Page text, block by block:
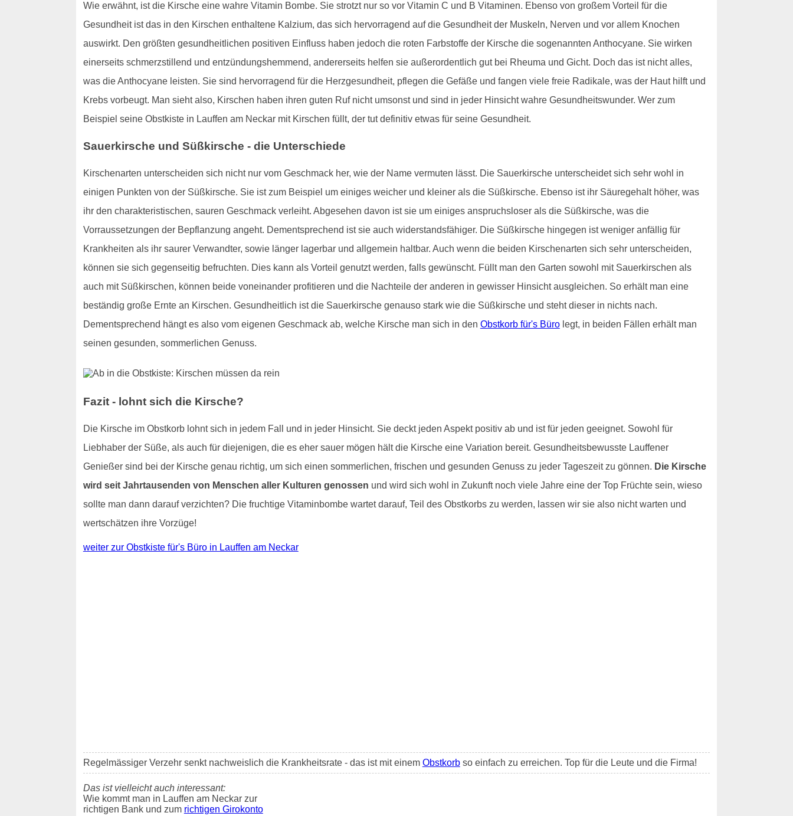
Wie erwähnt, ist die Kirsche eine wahre Vitamin Bombe. Sie strotzt nur so vor Vitamin C und B Vitaminen. Ebenso von großem Vorteil für die
Gesundheit ist das in den Kirschen enthaltene Kalzium, das sich hervorragend auf die Gesundheit der Muskeln, Nerven und vor allem Knochen
auswirkt. Den größten gesundheitlichen positiven Einfluss haben jedoch die roten Farbstoffe der Kirsche die sogenannten Anthocyane. Sie wirken
einerseits schmerzstillend und entzündungshemmend, andererseits helfen sie außerordentlich gut bei Rheuma und Gicht. Doch das ist nicht alles,
was die Anthocyane leisten. Sie sind hervorragend für die Herzgesundheit, pflegen die Gefäße und fangen viele freie Radikale, was der Haut hilft und
Krebs vorbeugt. Man sieht also, Kirschen haben ihren guten Ruf nicht umsonst und sind in jeder Hinsicht wahre Gesundheitswunder. Wer zum
Beispiel seine Obstkiste in Lauffen am Neckar mit Kirschen füllt, der tut definitiv etwas für seine Gesundheit.
Sauerkirsche und Süßkirsche - die Unterschiede
Kirschenarten unterscheiden sich nicht nur vom Geschmack her, wie der Name vermuten lässt. Die Sauerkirsche unterscheidet sich sehr wohl in
einigen Punkten von der Süßkirsche. Sie ist zum Beispiel um einiges weicher und kleiner als die Süßkirsche. Ebenso ist ihr Säuregehalt höher, was
ihr den charakteristischen, sauren Geschmack verleiht. Abgesehen davon ist sie um einiges anspruchsloser als die Süßkirsche, was die
Vorraussetzungen der Bepflanzung angeht. Dementsprechend ist sie auch widerstandsfähiger. Die Süßkirsche hingegen ist weniger anfällig für
Krankheiten als ihr saurer Verwandter, sowie länger lagerbar und allgemein haltbar. Auch wenn die beiden Kirschenarten sich sehr unterscheiden,
können sie sich gegenseitig befruchten. Dies kann als Vorteil genutzt werden, falls gewünscht. Füllt man den Garten sowohl mit Sauerkirschen als
auch mit Süßkirschen, können beide voneinander profitieren und die Nachteile der anderen in gewisser Hinsicht ausgleichen. So erhält man eine
beständig große Ernte an Kirschen. Gesundheitlich ist die Sauerkirsche genauso stark wie die Süßkirsche und steht dieser in nichts nach.
Dementsprechend hängt es also vom eigenen Geschmack ab, welche Kirsche man sich in den Obstkorb für's Bürolegt, in beiden Fällen erhält man
seinen gesunden, sommerlichen Genuss.
Fazit - lohnt sich die Kirsche?
Die Kirsche im Obstkorb lohnt sich in jedem Fall und in jeder Hinsicht. Sie deckt jeden Aspekt positiv ab und ist für jeden geeignet. Sowohl für
Liebhaber der Süße, als auch für diejenigen, die es eher sauer mögen hält die Kirsche eine Variation bereit. Gesundheitsbewusste Lauffener
Genießer sind bei der Kirsche genau richtig, um sich einen sommerlichen, frischen und gesunden Genuss zu jeder Tageszeit zu gönnen. Die Kirsche
wird seit Jahrtausenden von Menschen aller Kulturen genossen und wird sich wohl in Zukunft noch viele Jahre eine der Top Früchte sein, wieso
sollte man dann darauf verzichten? Die fruchtige Vitaminbombe wartet darauf, Teil des Obstkorbs zu werden, lassen wir sie also nicht warten und
wertschätzen ihre Vorzüge!
weiter zur Obstkiste für's Büro in Lauffen am Neckar
Regelmässiger Verzehr senkt nachweislich die Krankheitsrate - das ist mit einem Obstkorbso einfach zu erreichen. Top für die Leute und die Firma!
Das ist vielleicht auch interessant:
Wie kommt man in Lauffen am Neckar zur
richtigen Bank und zum richtigen Girokonto